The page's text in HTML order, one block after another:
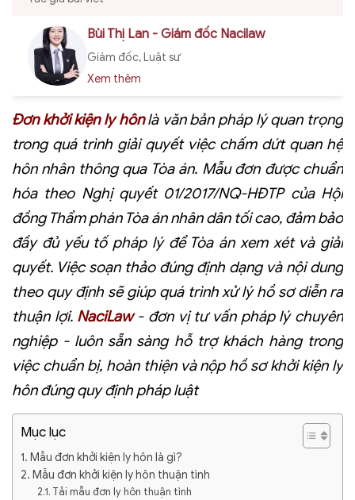
Bùi Thị Lan - Giám đốc Nacilaw
Giám đốc, Luật sư
Xem thêm
Đơn khởi kiện ly hônlà văn bản pháp lý quan trọng
trong quá trình giải quyết việc chấm dứt quan hệ
hôn nhân thông qua Tòa án. Mẫu đơn được chuẩn
hóa theo Nghị quyết 01/2017/NQ-HĐTP của Hội
đồng Thẩm phán Tòa án nhân dân tối cao, đảm bảo
đầy đủ yếu tố pháp lý để Tòa án xem xét và giải
quyết. Việc soạn thảo đúng định dạng và nội dung
theo quy định sẽ giúp quá trình xử lý hồ sơ diễn ra
thuận lợi. NaciLaw- đơn vị tư vấn pháp lý chuyên
nghiệp - luôn sẵn sàng hỗ trợ khách hàng trong
việc chuẩn bị, hoàn thiện và nộp hồ sơ khởi kiện ly
hôn đúng quy định pháp luật
Mục lục
1. Mẫu đơn khởi kiện ly hôn là gì?
2. Mẫu đơn khởi kiện ly hôn thuận tình
2.1. Tải mẫu đơn ly hôn thuận tình